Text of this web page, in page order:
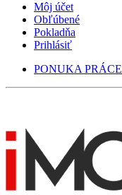
Môj účet
Obľúbené
Pokladňa
Prihlásiť
PONUKA PRÁCE